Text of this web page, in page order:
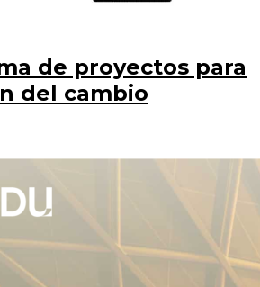
de proyectos para
del cambio